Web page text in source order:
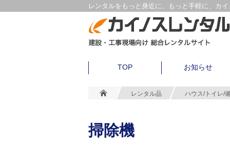
レンタルをもっと身近に、もっと手軽に、カ
TOP お知らせ
レンタル品 ハウス/トイレ/
掃除機